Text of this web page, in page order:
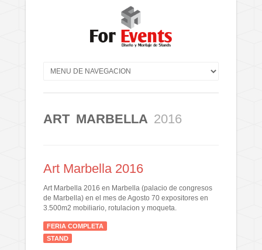
ART MARBELLA 2016
Art Marbella 2016
Art Marbella 2016 en Marbella (palacio de congresos
de Marbella) en el mes de Agosto 70 expositores en
3.500m2 mobiliario, rotulacion y moqueta.
FERIA COMPLETA
STAND